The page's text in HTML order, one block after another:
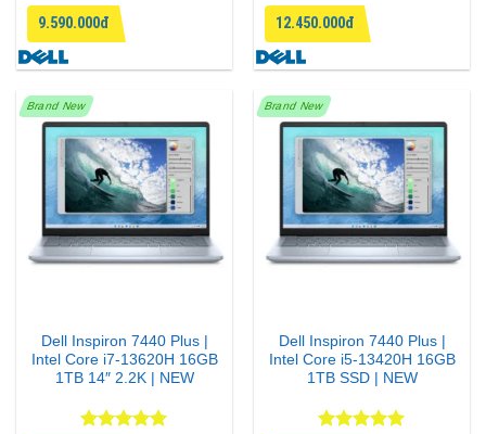
Được xếp
hạng4.83
5 sao
9.590.000đ
Được xếp
hạng
4.71
5 sao
12.450.000đ
Brand New
Dell Inspiron 7440 Plus |
Intel Core i7-13620H 16GB
1TB 14″ 2.2K | NEW
Brand New
Dell Inspiron 7440 Plus |
Intel Core i5-13420H 16GB
1TB SSD | NEW